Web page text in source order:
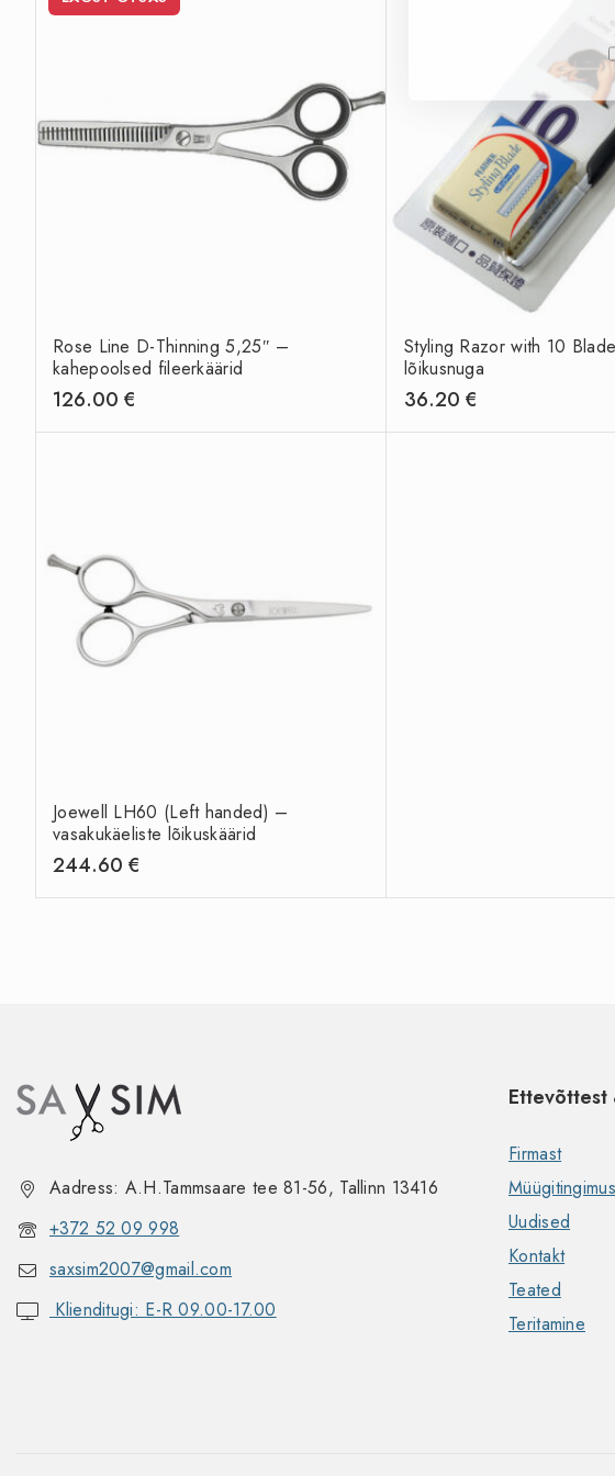
Rose Line D-Thinning 5,25″ –
kahepoolsed fileerkäärid
126.00 €
Styling Razor with 10
lõikusnuga
36.20 €
Joewell LH60 (Left handed) –
vasakukäeliste lõikuskäärid
244.60 €
Aadress: A.H.Tammsaare tee 81-56, Tallinn 13416
+372 52 09 998
saxsim2007@gmail.com
Klienditugi: E-R 09.00-17.00
Ettevõttest
Firmast
Uudised
Kontakt
Teated
Teritamine